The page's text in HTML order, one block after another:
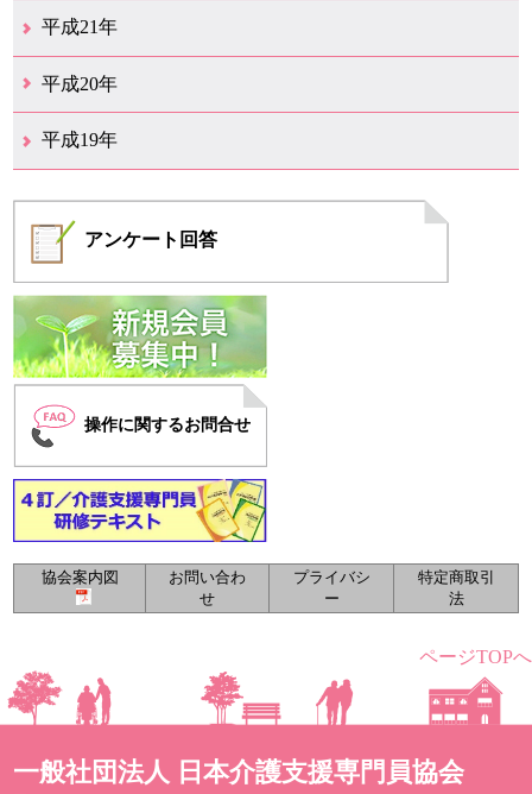
12月（1）
11月（5）
10月（7）
9月（15）
8月（12）
7月（11）
6月（12）
5月（6）
4月（4）
3月（17）
2月（7）
1月（6）
平成21年
12月（4）
11月（3）
10月（7）
9月（5）
8月（7）
7月（9）
6月（13）
5月（9）
4月（22）
3月（9）
2月（8）
平成20年
12月（6）
11月（4）
10月（6）
9月（4）
8月（1）
7月（6）
6月（1）
5月（1）
4月（1）
3月（2）
2月（4）
1月（2）
平成19年
アンケート 回答
操作に関するお問合せ
ページTOPへ
一般社団法人 日本介護支援専門員協会
協会案内図
お問い合わ
せ
プライバシ
ー
特定商取引
法